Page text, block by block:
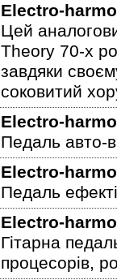
Electro-
Цей
Theory 70-х
завдяки
соковитий
Electro-
Педаль авто-
Electro-
Педаль
Electro-
Гітарна
процесорів,